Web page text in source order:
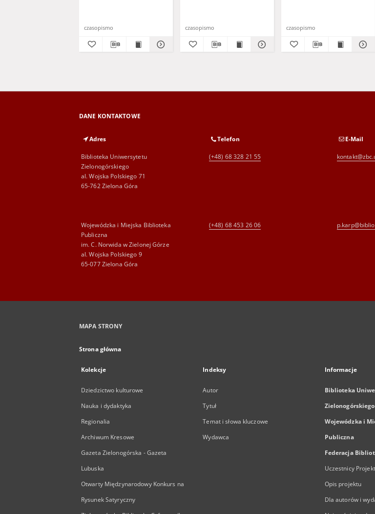
czasopismo czasopismo czasopismo
DANE KONTAKTOWE
Adres
Biblioteka Uniwersytetu
Zielonogórskiego
al. Wojska Polskiego 71
65-762 Zielona Góra
Telefon
(+48) 68 328 21 55
E-Mail
Wojewódzka i Miejska Biblioteka
Publiczna
im. C. Norwida w Zielonej Górze
al. Wojska Polskiego 9
65-077 Zielona Góra
(+48) 68 453 26 06
MAPA STRONY
Strona główna
Kolekcje
Dziedzictwo kulturowe
Nauka i dydaktyka
Regionalia
Archiwum Kresowe
Gazeta Zielonogórska - Gazeta
Lubuska
Otwarty Międzynarodowy Konkurs na
Rysunek Satyryczny
Indeksy
Autor
Tytuł
Temat i słowa kluczowe
Wydawca
Informacje
Biblioteka
Zielonogórskiego
Wojewódzka i
Publiczna
Federacja
Uczestnicy
Opis projektu
Dla autorów i